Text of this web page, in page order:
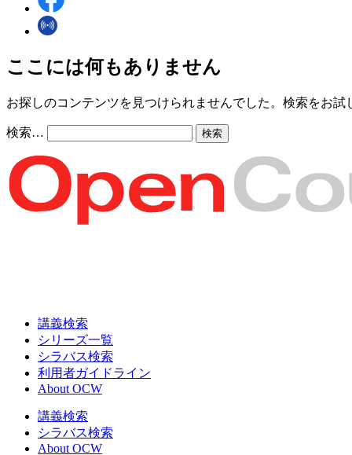
ここには何もありません
お探しのコンテンツを見つけられませんでした。検索をお試
検索…
講義検索
シリーズ一覧
シラバス検索
利用者ガイドライン
About OCW
講義検索
シラバス検索
About OCW